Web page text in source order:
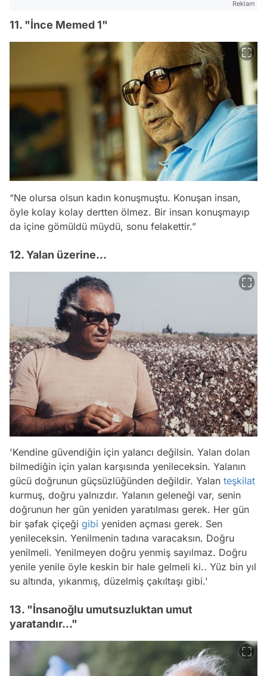
Reklam
11. "İnce Memed 1"
“Ne olursa olsun kadın konuşmuştu. Konuşan insan,
öyle kolay kolay dertten ölmez. Bir insan konuşmayıp
da içine gömüldü müydü, sonu felakettir.”
12. Yalan üzerine...
'Kendine güvendiğin için yalancı değilsin. Yalan dolan
bilmediğin için yalan karşısında yenileceksin. Yalanın
gücü doğrunun güçsüzlüğünden değildir. Yalan teşkilat
kurmuş, doğru yalnızdır. Yalanın geleneği var, senin
doğrunun her gün yeniden yaratılması gerek. Her gün
bir şafak çiçeği gibi yeniden açması gerek. Sen
yenileceksin. Yenilmenin tadına varacaksın. Doğru
yenilmeli. Yenilmeyen doğru yenmiş sayılmaz. Doğru
yenile yenile öyle keskin bir hale gelmeli ki.. Yüz bin yıl
su altında, yıkanmış, düzelmiş çakıltaşı gibi.'
13. "İnsanoğlu umutsuzluktan umut
yaratandır..."